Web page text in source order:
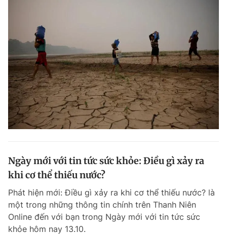
Ngày mới với tin tức sức khỏe: Điều gì xảy ra
khi cơ thể thiếu nước?
Phát hiện mới: Điều gì xảy ra khi cơ thể thiếu nước? là
một trong những thông tin chính trên Thanh Niên
Online đến với bạn trong Ngày mới với tin tức sức
khỏe hôm nay 13.10.